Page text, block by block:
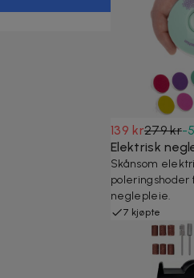
139 kr279 kr-
Elektrisk
Skånsom
poleringshoder
neglepleie.
7 kjøpte